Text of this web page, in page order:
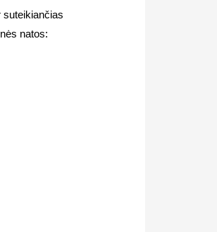
suteikiančias
natos: